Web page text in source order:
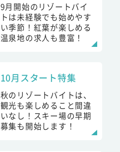
9月開始のリゾートバイ
トは未経験でも始めやす
い季節！紅葉が楽しめる
温泉地の求人も豊富！
10月スタート特集
秋のリゾートバイトは、
観光も楽しめること間違
いなし！スキー場の早期
募集も開始します！